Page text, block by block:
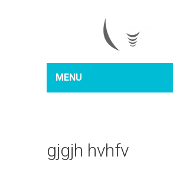
MENU
gjgjh hvhfv